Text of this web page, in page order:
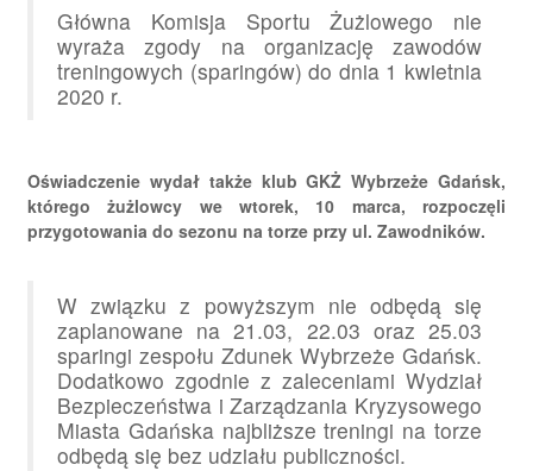
Główna Komisja Sportu Żużlowego nie
wyraża zgody na organizację zawodów
treningowych (sparingów) do dnia 1 kwietnia
2020 r.
Oświadczenie wydał także klub GKŻ Wybrzeże Gdańsk,
którego żużlowcy we wtorek, 10 marca, rozpoczęli
przygotowania do sezonu na torze przy ul. Zawodników.
W związku z powyższym nie odbędą się
zaplanowane na 21.03, 22.03 oraz 25.03
sparingi zespołu Zdunek Wybrzeże Gdańsk.
Dodatkowo zgodnie z zaleceniami Wydział
Bezpieczeństwa i Zarządzania Kryzysowego
Miasta Gdańska najbliższe treningi na torze
odbędą się bez udziału publiczności.